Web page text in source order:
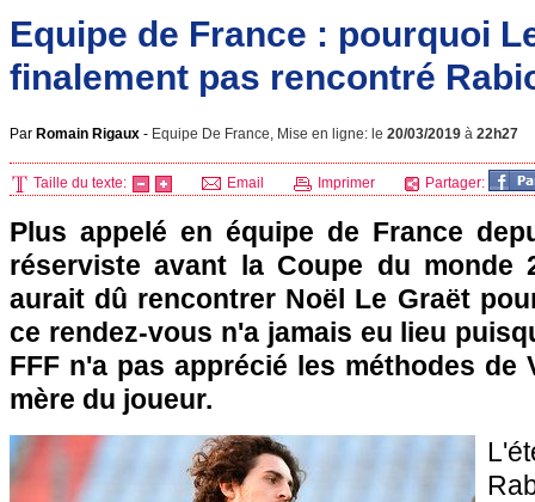
Equipe de France : pourquoi
finalement pas rencontré
Par Romain Rigaux - Equipe De France, Mise en ligne: le 20/03/2019 à 22h27
Taille du texte: Email Imprimer Partager:
Plus appelé en équipe de France
réserviste avant la Coupe du monde
aurait dû rencontrer Noël Le Graët
ce rendez-vous n'a jamais eu lieu
FFF n'a pas apprécié les méthodes de
mère du joueur.